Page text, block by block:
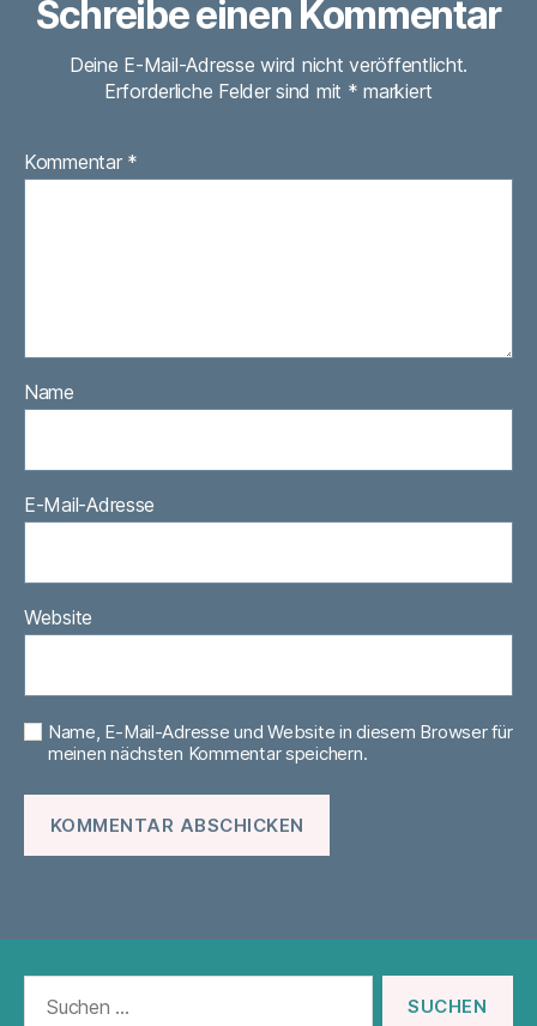
Schreibe einen Kommentar
Deine E-Mail-Adresse wird nicht veröffentlicht.
Erforderliche Felder sind mit * markiert
Kommentar *
Name
E-Mail-Adresse
Website
Name, E-Mail-Adresse und Website in diesem Browser für
meinen nächsten Kommentar speichern.
nach: